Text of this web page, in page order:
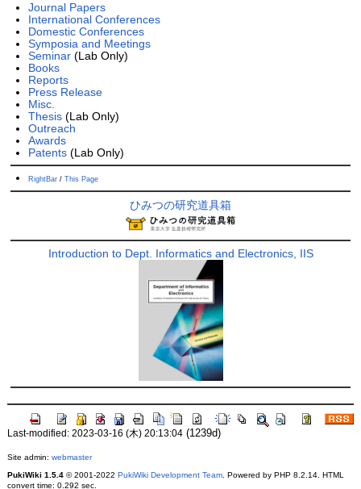
Journal Papers
International Conferences
Domestic Conferences
Symposia and Meetings
Seminar(Lab Only)
Books
Reports
Press Release
Misc.
Thesis(Lab Only)
Outreach
Awards
Patents(Lab Only)
RightBar/ This Page
ひみつの研究道具箱
Introduction to Dept. Informatics and Electronics, IIS
Last-modified: 2023-03-16 (木) 20:13:04(1239d)
Site admin: webmaster
PukiWiki 1.5.4© 2001-2022 PukiWiki Development Team. Powered by PHP 8.2.14. HTML
convert time: 0.292 sec.